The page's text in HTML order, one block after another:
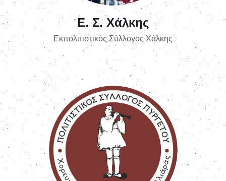
Ε. Σ. Χάλκης
Εκπολιτιστικός Σύλλογος Χάλκης